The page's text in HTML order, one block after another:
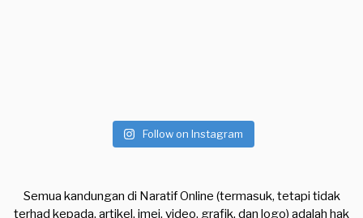
Follow on Instagram
Semua kandungan di Naratif Online (termasuk, tetapi tidak
terhad kepada, artikel, imej, video, grafik, dan logo) adalah hak